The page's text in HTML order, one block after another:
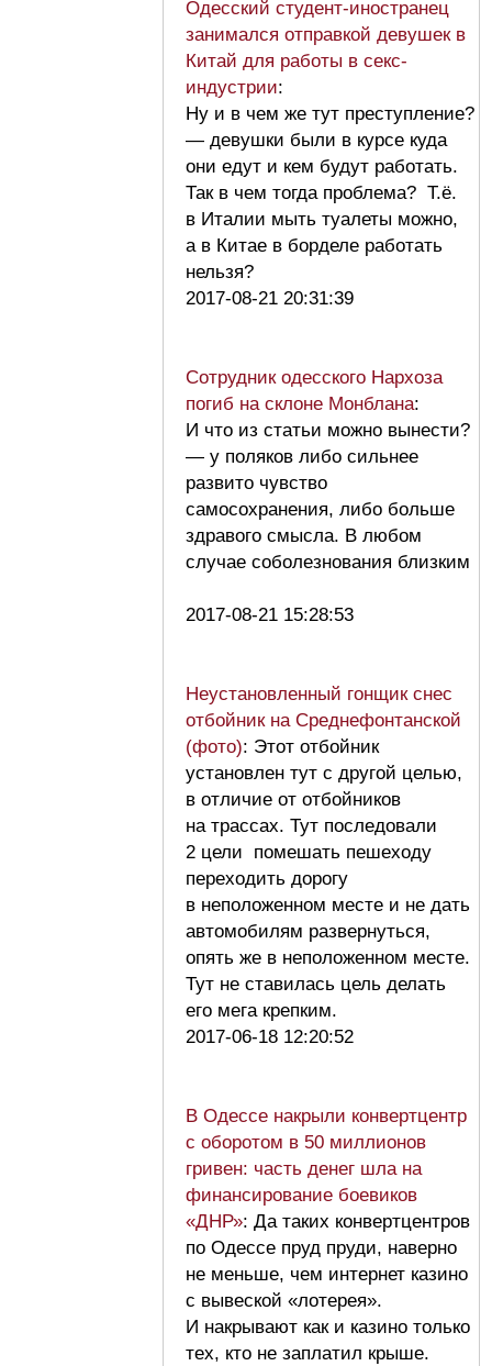
Одесский студент-иностранец
занимался отправкой девушек в
Китай для работы в секс-
индустрии:
Ну и в чем же тут преступление?
— девушки были в курсе куда
они едут и кем будут работать.
Так в чем тогда проблема? Т.ё.
в Италии мыть туалеты можно,
а в Китае в борделе работать
нельзя?
2017-08-21 20:31:39
Сотрудник одесского Нархоза
погиб на склоне Монблана:
И что из статьи можно вынести?
— у поляков либо сильнее
развито чувство
самосохранения, либо больше
здравого смысла. В любом
случае соболезнования близким
2017-08-21 15:28:53
Неустановленный гонщик снес
отбойник на Среднефонтанской
(фото): Этот отбойник
установлен тут с другой целью,
в отличие от отбойников
на трассах. Тут последовали
2 цели помешать пешеходу
переходить дорогу
в неположенном месте и не дать
автомобилям развернуться,
опять же в неположенном месте.
Тут не ставилась цель делать
его мега крепким.
2017-06-18 12:20:52
В Одессе накрыли конвертцентр
с оборотом в 50 миллионов
гривен: часть денег шла на
финансирование боевиков
«ДНР»: Да таких конвертцентров
по Одессе пруд пруди, наверно
не меньше, чем интернет казино
с вывеской «лотерея».
И накрывают как и казино только
тех, кто не заплатил крыше.